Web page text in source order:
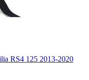
RS4 125 2013-2020